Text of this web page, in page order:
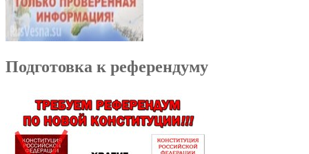
Подготовка к референдуму